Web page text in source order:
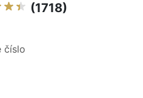
(1718)
číslo